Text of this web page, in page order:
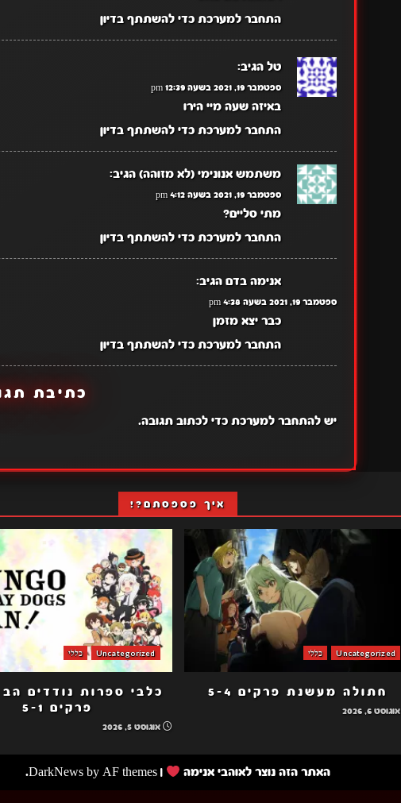
התחבר למערכת כדי להשתתף בדיון
טל הגיב:
ספטמבר 19, 2021 בשעה 12:39 pm
באיזה שעה מיי הירו
התחבר למערכת כדי להשתתף בדיון
משתמש אנונימי (לא מזוהה) הגיב:
ספטמבר 19, 2021 בשעה 4:12 pm
מתי סליים?
התחבר למערכת כדי להשתתף בדיון
אנימה בדם הגיב:
ספטמבר 19, 2021 בשעה 4:38 pm
כבר יצא מזמן
התחבר למערכת כדי להשתתף בדיון
כתיבת
יש להתחבר למערכתכדי לכתוב תגובה.
איך פספסתם?!
Uncategorized כללי
חתולה מעשנת פרקים 5-4
אוגוסט 6, 2026
Uncategorized כללי
פרקים 5-1
אוגוסט 5, 2026
האתר הזה נוצר לאוהבי אנימה |
DarkNewsby AF themes.